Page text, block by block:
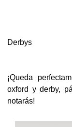
Derbys
¡Queda
oxford y derby,
notarás!